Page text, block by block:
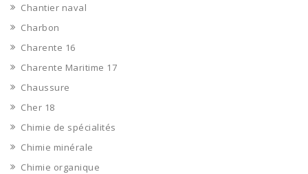
Chantier naval
Charbon
Charente 16
Charente Maritime 17
Chaussure
Cher 18
Chimie de spécialités
Chimie minérale
Chimie organique